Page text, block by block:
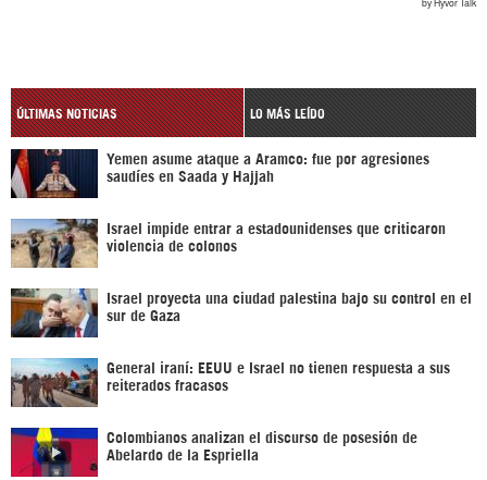
ÚLTIMAS NOTICIAS LO MÁS LEÍDO
Yemen asume ataque a Aramco: fue por agresiones
saudíes en Saada y Hajjah
Israel impide entrar a estadounidenses que criticaron
violencia de colonos
Israel proyecta una ciudad palestina bajo su control en el
sur de Gaza
General iraní: EEUU e Israel no tienen respuesta a sus
reiterados fracasos
Colombianos analizan el discurso de posesión de
Abelardo de la Espriella